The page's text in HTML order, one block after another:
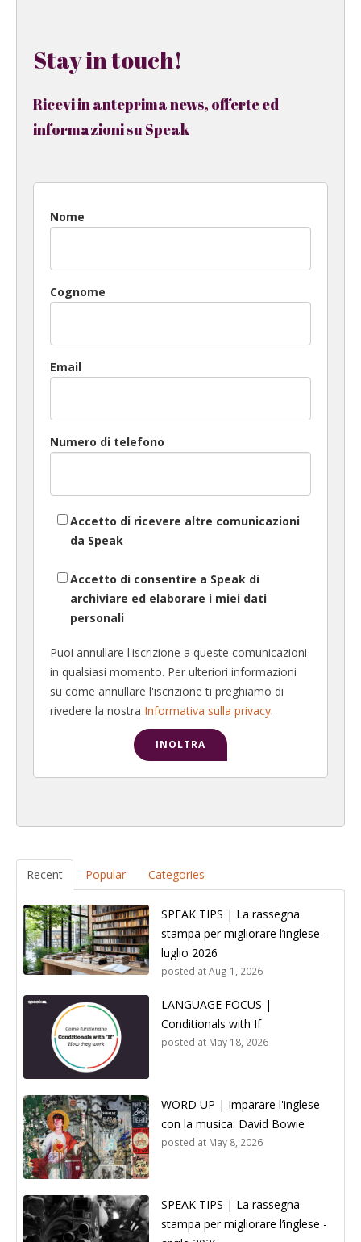
Stay in touch!
Ricevi in anteprima news, offerte ed
informazioni su Speak
Nome
Cognome
Email
Numero di telefono
Accetto di ricevere altre comunicazioni
da Speak
Accetto di consentire a Speak di
archiviare ed elaborare i miei dati
personali
Puoi annullare l'iscrizione a queste comunicazioni
in qualsiasi momento. Per ulteriori informazioni
su come annullare l'iscrizione ti preghiamo di
rivedere la nostra Informativa sulla privacy.
Recent Popular Categories
SPEAK TIPS | La rassegna
stampa per migliorare l’inglese -
luglio 2026
posted atAug 1, 2026
LANGUAGE FOCUS |
Conditionals with If
posted at May 18, 2026
WORD UP | Imparare l'inglese
con la musica: David Bowie
posted at May 8, 2026
SPEAK TIPS | La rassegna
stampa per migliorare l’inglese -